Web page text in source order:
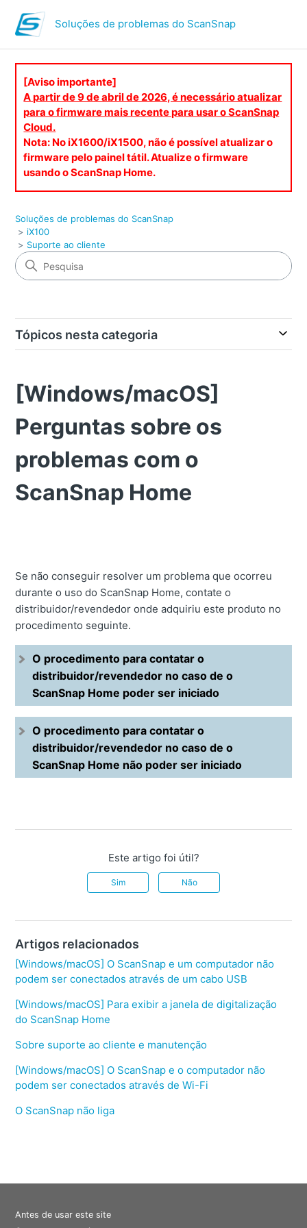
Soluções de problemas do ScanSnap
[Aviso importante]
A partir de 9 de abril de 2026, é necessário atualizar
para o firmware mais recente para usar o ScanSnap
Cloud.
Nota: No iX1600/iX1500, não é possível atualizar o
firmware pelo painel tátil. Atualize o firmware
usando o ScanSnap Home.
Soluções de problemas do ScanSnap
iX100
Suporte ao cliente
Tópicos nesta categoria
[Windows/macOS]
Perguntas sobre os
problemas com o
ScanSnap Home
Se não conseguir resolver um problema que ocorreu
durante o uso do ScanSnap Home, contate o
distribuidor/revendedor onde adquiriu este produto no
procedimento seguinte.
O procedimento para contatar o
distribuidor/revendedor no caso de o
ScanSnap Home poder ser iniciado
O procedimento para contatar o
distribuidor/revendedor no caso de o
ScanSnap Home não poder ser iniciado
Este artigo foi útil?
Sim Não
Artigos relacionados
[Windows/macOS] O ScanSnap e um computador não
podem ser conectados através de um cabo USB
[Windows/macOS] Para exibir a janela de digitalização
do ScanSnap Home
Sobre suporte ao cliente e manutenção
[Windows/macOS] O ScanSnap e o computador não
podem ser conectados através de Wi-Fi
O ScanSnap não liga
Antes de usar este site